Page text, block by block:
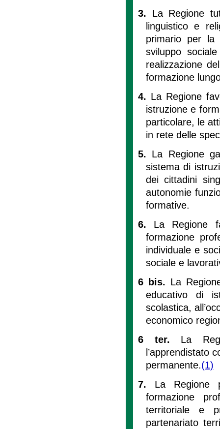
3. La Regione
linguistico e
primario per la
sviluppo
realizzazione
formazione
4. La Regione
istruzione e
particolare, le
in rete delle
5. La Regione
sistema di
dei cittadini
autonomie
formative.
6. La Regione
formazione
individuale e
sociale e
6 bis. La
educativo di
scolastica,
economico
6 ter. La
l’apprendistato
permanente.(1)
7. La Regione
formazione
territoriale e
partenariato